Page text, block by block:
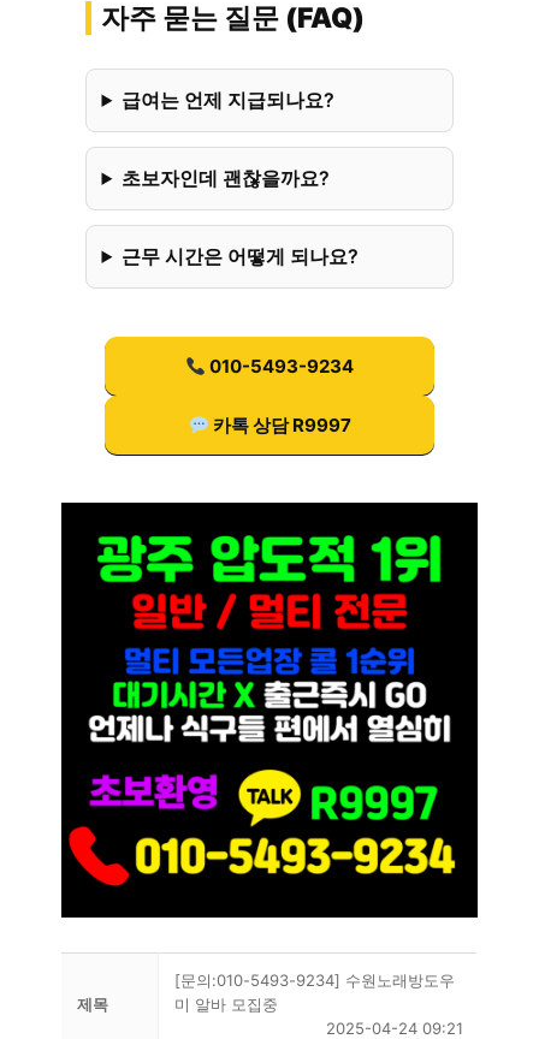
자주 묻는 질문 (FAQ)
급여는 언제 지급되나요?
초보자인데 괜찮을까요?
근무 시간은 어떻게 되나요?
010-5493-9234
카톡 상담 R9997
제목
[문의:010-5493-9234] 수원노래방도우
미 알바 모집중
2025-04-24 09:21